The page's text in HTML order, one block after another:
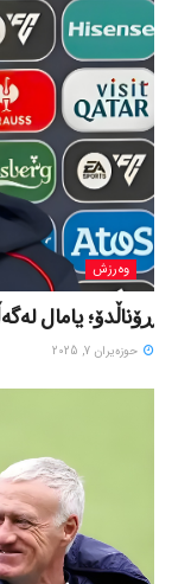
وەرزش
ڕۆناڵدۆ؛ یامال
حوزه‌یران 7, 2025